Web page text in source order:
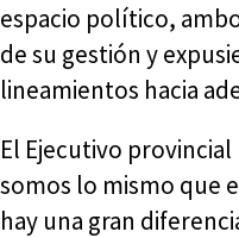
espacio político,
de su gestión y
lineamientos hacia
El Ejecutivo
somos lo mismo que
hay una gran